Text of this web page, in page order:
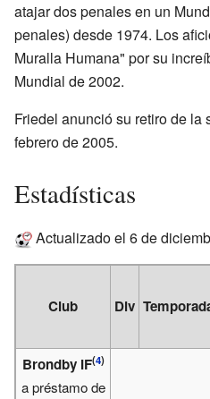
atajar dos penales en un
penales) desde 1974. Los
Muralla Humana" por su
Mundial de 2002.
Friedel anunció su retiro de
febrero de 2005.
Estadísticas
Actualizado el 6 de
Club Div
Brondby IF(4)
a préstamo de